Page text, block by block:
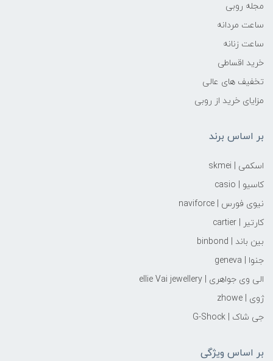
مجله روبی
ساعت مردانه
ساعت زنانه
خرید اقساطی
تخفیف های عالی
مزایای خرید از روبی
بر اساس برند
اسکمی | skmei
کاسیو | casio
نیوی فورس | naviforce
کارتیر | cartier
بین باند | binbond
جنوا | geneva
الی وی جواهری | ellie Vai‌ jewellery
ژوی | zhowe
جی شاک | G-Shock
بر اساس ویژگی